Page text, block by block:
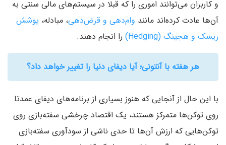
و کاربران می‌توانند اموری را که قبلا در سیستم‌های مالی سنتی به
آن‌ها عادت کرده‌اند مانند وام‌دهی و قرض‌دهی، مبادله، پوشش
ریسک و هجینگ (Hedging)
را انجام دهند.
هر هفته با آنتونی؛ آیا دیفای دنیا را تغییر خواهد داد؟
با این حال از آنجایی که هنوز بسیاری از برنامه‌های دیفای عمدتا
روی توکن‌ها متمرکز هستند، یک اقتصاد چرخشی سفته‌بازی روی
توکن‌هایی که ارزش آن‌ها تا حدی ناشی از سودآوری سفته‌بازی